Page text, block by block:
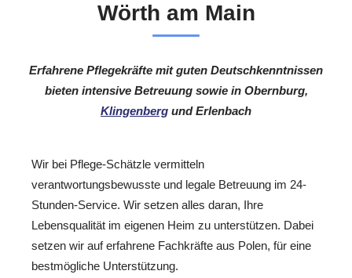
Wörth am Main
Erfahrene Pflegekräfte mit guten Deutschkenntnissen
bieten intensive Betreuung sowie in Obernburg,
Klingenberg und Erlenbach
Wir bei Pflege-Schätzle vermitteln
verantwortungsbewusste und legale Betreuung im 24-
Stunden-Service. Wir setzen alles daran, Ihre
Lebensqualität im eigenen Heim zu unterstützen. Dabei
setzen wir auf erfahrene Fachkräfte aus Polen, für eine
bestmögliche Unterstützung.